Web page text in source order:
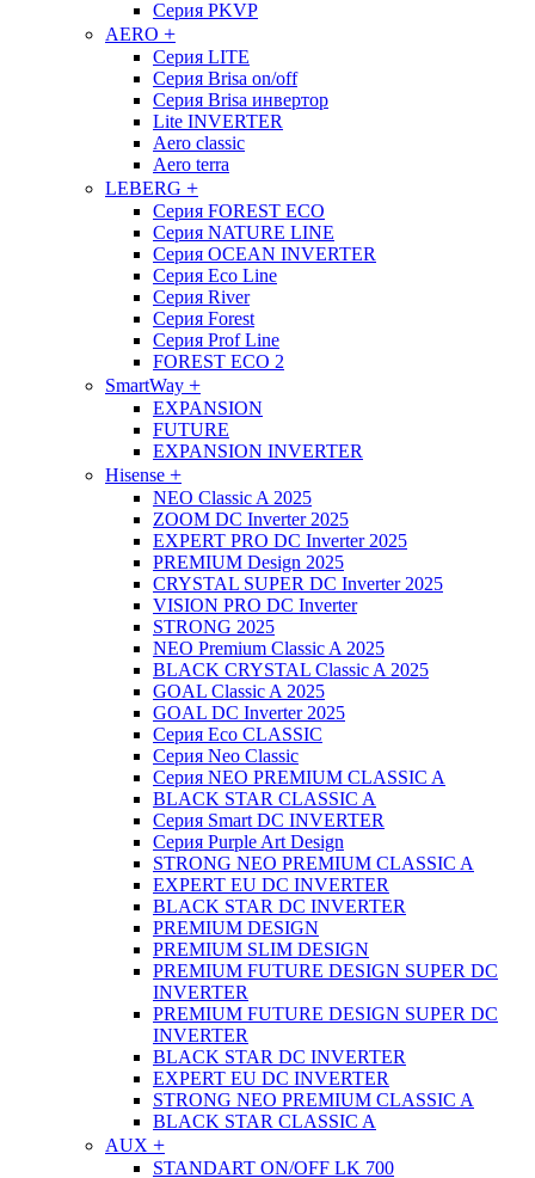
Серия PKVP
AERO +
Cерия LITE
Серия Brisa on/off
Серия Brisa инвертор
Lite INVERTER
Aero classic
Aero terra
LEBERG +
Серия FOREST ECO
Серия NATURE LINE
Серия OCEAN INVERTER
Серия Eco Line
Серия River
Серия Forest
Cерия Prof Line
FOREST ECO 2
SmartWay +
EXPANSION
FUTURE
EXPANSION INVERTER
Hisense +
NEO Classic A 2025
ZOOM DC Inverter 2025
EXPERT PRO DC Inverter 2025
PREMIUM Design 2025
CRYSTAL SUPER DC Inverter 2025
VISION PRO DC Inverter
STRONG 2025
NEO Premium Classic A 2025
BLACK CRYSTAL Classic A 2025
GOAL Classic A 2025
GOAL DC Inverter 2025
Серия Eco CLASSIC
Серия Neo Classic
Серия NEO PREMIUM CLASSIC A
BLACK STAR CLASSIC A
Серия Smart DC INVERTER
Серия Purple Art Design
STRONG NEO PREMIUM CLASSIC A
EXPERT EU DC INVERTER
BLACK STAR DC INVERTER
PREMIUM DESIGN
PREMIUM SLIM DESIGN
PREMIUM FUTURE DESIGN SUPER DC
INVERTER
PREMIUM FUTURE DESIGN SUPER DC
INVERTER
BLACK STAR DC INVERTER
EXPERT EU DC INVERTER
STRONG NEO PREMIUM CLASSIC A
BLACK STAR CLASSIC A
AUX +
STANDART ON/OFF LK 700